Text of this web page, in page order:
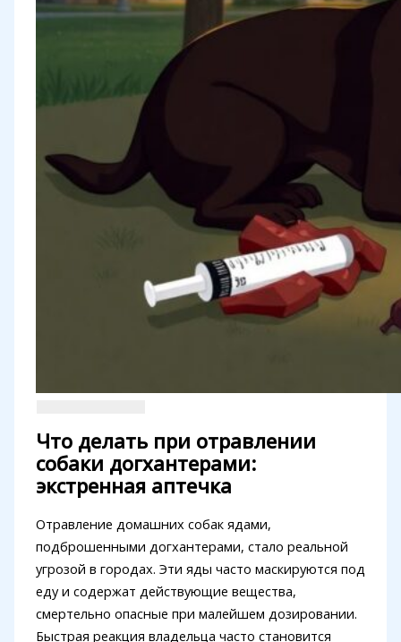
Что делать при отравлении
собаки догхантерами:
экстренная аптечка
Отравление домашних собак ядами,
подброшенными догхантерами, стало реальной
угрозой в городах. Эти яды часто маскируются под
еду и содержат действующие вещества,
смертельно опасные при малейшем дозировании.
Быстрая реакция владельца часто становится